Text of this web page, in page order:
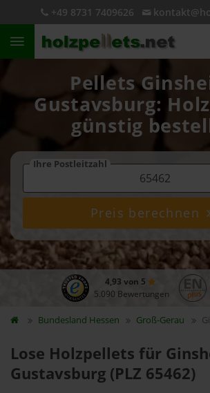
+49 8731 7409626
Pellets
Gustavsburg:
günstig
Ihre Postleitzahl
Preis berechnen
4,93 von 5
5.090 Bewertungen
Bundesland Hessen Groß-Gerau
Lose Holzpellets für
Gustavsburg (PLZ 65462)